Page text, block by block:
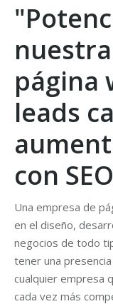
página
leads
con
Una empresa de
en el diseño,
negocios de todo
tener una
cualquier empresa
cada vez más